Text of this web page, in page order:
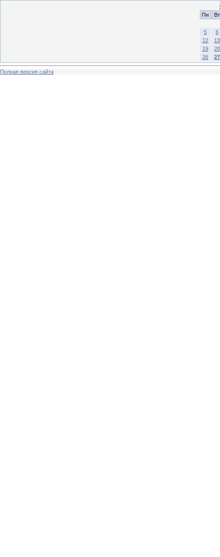
Пн
Вт
5
6
12
13
19
20
26
27
Полная версия сайта